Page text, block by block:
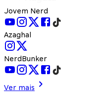
Jovem Nerd
Azaghal
NerdBunker
Ver mais